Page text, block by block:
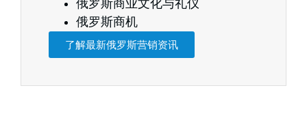
俄罗斯商业文化与礼仪
俄罗斯商机
了解最新俄罗斯营销资讯